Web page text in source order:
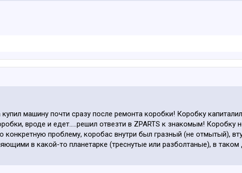
купил машину почти сразу после ремонта коробки! Коробку
вроде и едет.....решил отвезти в ZPARTS к знакомым! Коробку
конкретную проблему, коробас внутри был гразный (не отмытый),
в какой-то планетарке (треснутые или разболтаные), в